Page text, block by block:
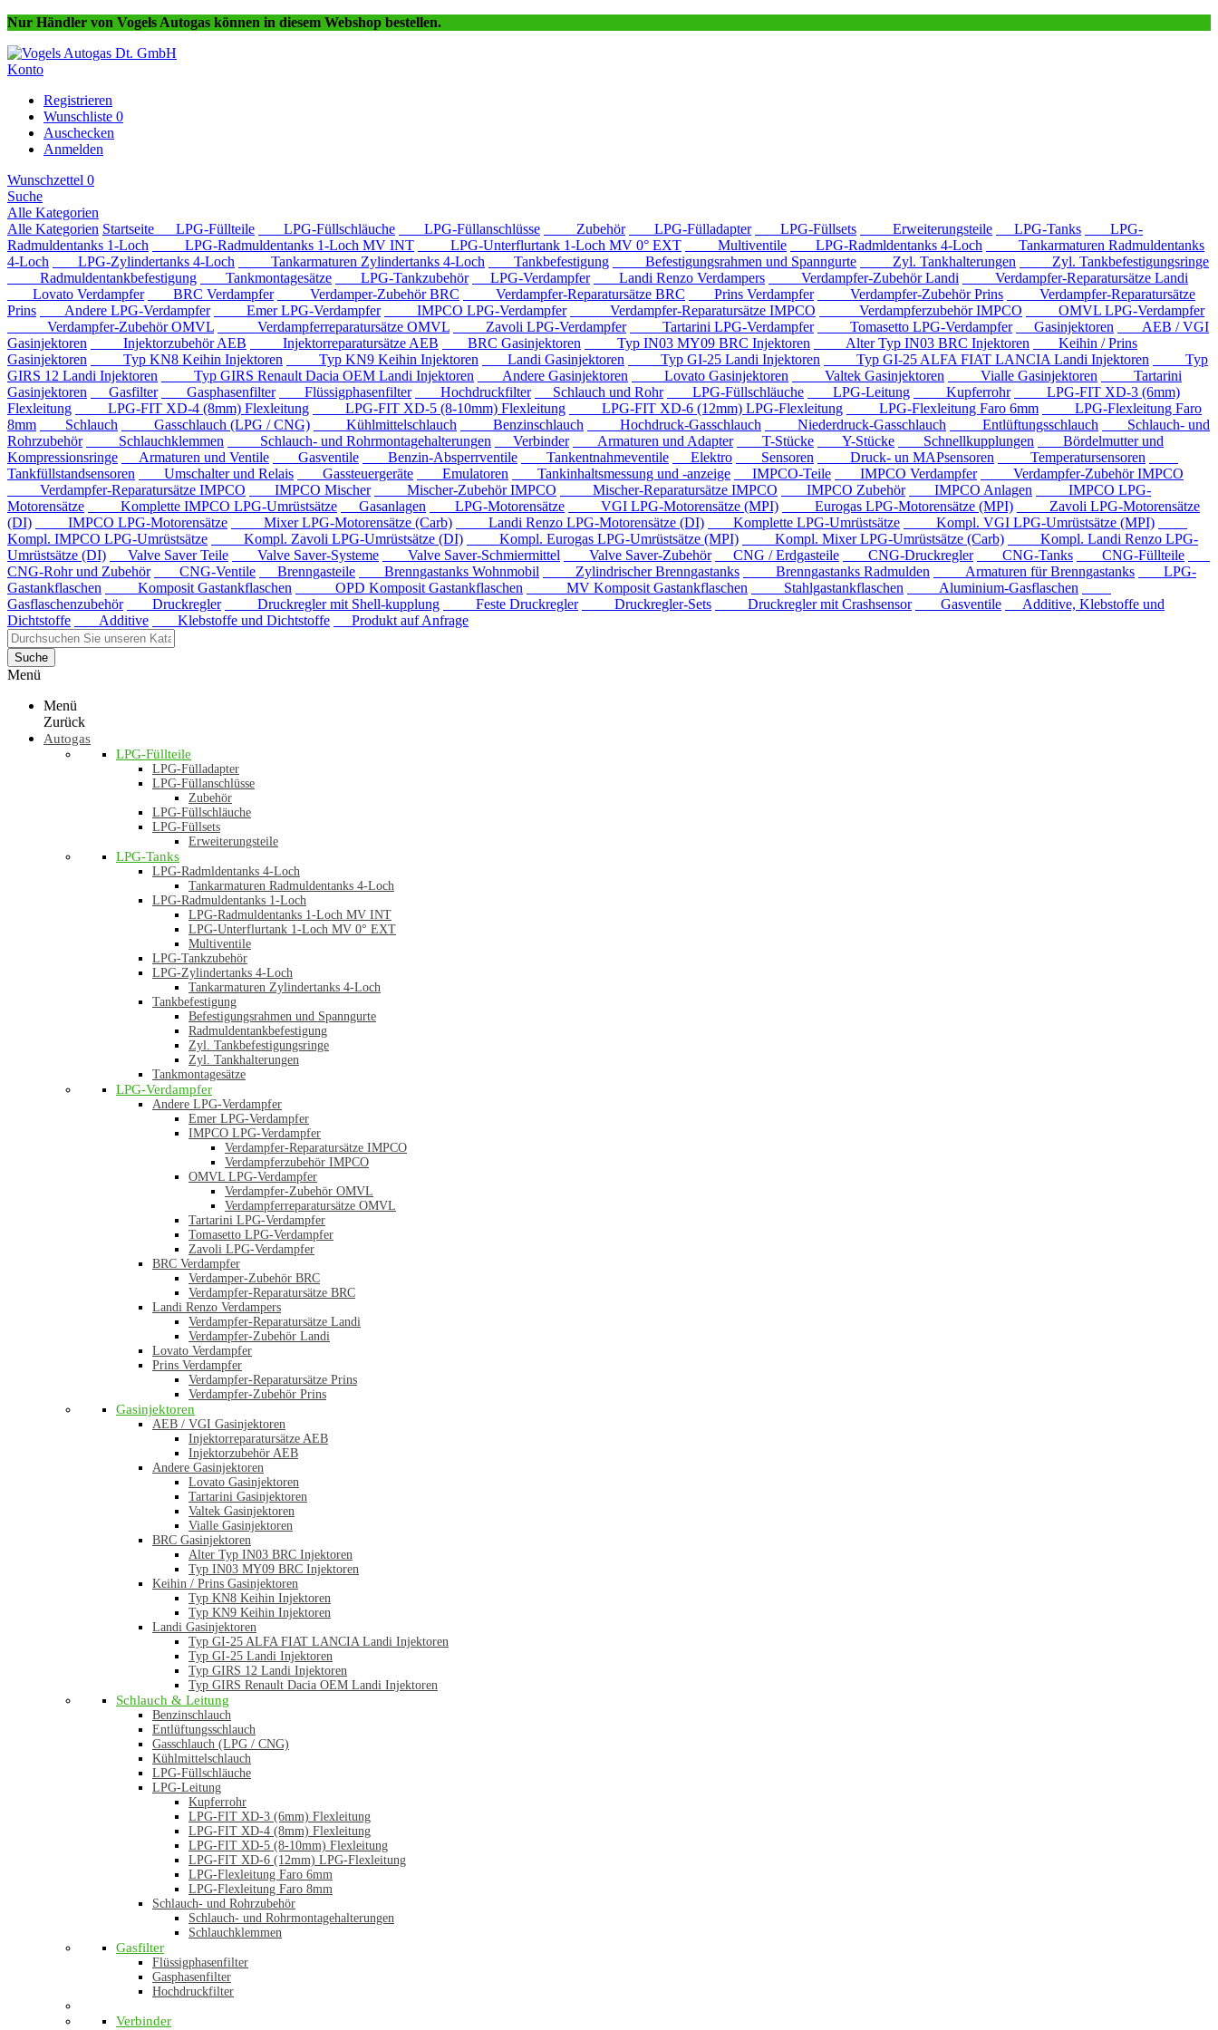
Nur Händler von Vogels Autogas können in diesem Webshop bestellen.
Konto
Registrieren
Wunschliste 0
Auschecken
Anmelden
Wunschzettel 0
Suche
Alle Kategorien
Alle Kategorien Startseite LPG-Füllteile LPG-Füllschläuche LPG-Füllanschlüsse Zubehör LPG-Fülladapter LPG-Füllsets Erweiterungsteile LPG-Tanks
LPG-
Radmuldentanks 1-Loch
LPG-Radmuldentanks 1-Loch MV INT LPG-Unterflurtank 1-Loch MV 0° EXT Multiventile LPG-Radmldentanks 4-Loch
Tankarmaturen Radmuldentanks
4-Loch
LPG-Zylindertanks 4-Loch Tankarmaturen Zylindertanks 4-Loch Tankbefestigung Befestigungsrahmen und Spanngurte Zyl. Tankhalterungen
Zyl. Tankbefestigungsringe
Radmuldentankbefestigung
Tankmontagesätze LPG-Tankzubehör LPG-Verdampfer Landi Renzo Verdampers Verdampfer-Zubehör Landi
Verdampfer-Reparatursätze Landi
Lovato Verdampfer
BRC Verdampfer Verdamper-Zubehör BRC Verdampfer-Reparatursätze BRC Prins Verdampfer Verdampfer-Zubehör Prins
Verdampfer-Reparatursätze
Prins
Andere LPG-Verdampfer Emer LPG-Verdampfer IMPCO LPG-Verdampfer Verdampfer-Reparatursätze IMPCO Verdampferzubehör IMPCO
OMVL LPG-Verdampfer
Verdampfer-Zubehör OMVL
Verdampferreparatursätze OMVL Zavoli LPG-Verdampfer Tartarini LPG-Verdampfer Tomasetto LPG-Verdampfer Gasinjektoren
AEB / VGI
Gasinjektoren
Injektorzubehör AEB Injektorreparatursätze AEB BRC Gasinjektoren Typ IN03 MY09 BRC Injektoren Alter Typ IN03 BRC Injektoren
Keihin / Prins
Gasinjektoren
Typ KN8 Keihin Injektoren Typ KN9 Keihin Injektoren Landi Gasinjektoren Typ GI-25 Landi Injektoren Typ GI-25 ALFA FIAT LANCIA Landi Injektoren
Typ
GIRS 12 Landi Injektoren
Typ GIRS Renault Dacia OEM Landi Injektoren Andere Gasinjektoren Lovato Gasinjektoren Valtek Gasinjektoren Vialle Gasinjektoren
Tartarini
Gasinjektoren
Gasfilter Gasphasenfilter Flüssigphasenfilter Hochdruckfilter Schlauch und Rohr LPG-Füllschläuche LPG-Leitung Kupferrohr
LPG-FIT XD-3 (6mm)
Flexleitung
LPG-FIT XD-4 (8mm) Flexleitung LPG-FIT XD-5 (8-10mm) Flexleitung LPG-FIT XD-6 (12mm) LPG-Flexleitung LPG-Flexleitung Faro 6mm
LPG-Flexleitung Faro
8mm
Schlauch Gasschlauch (LPG / CNG) Kühlmittelschlauch Benzinschlauch Hochdruck-Gasschlauch Niederdruck-Gasschlauch Entlüftungsschlauch
Schlauch- und
Rohrzubehör
Schlauchklemmen Schlauch- und Rohrmontagehalterungen Verbinder Armaturen und Adapter T-Stücke Y-Stücke Schnellkupplungen
Bördelmutter und
Kompressionsringe
Armaturen und Ventile Gasventile Benzin-Absperrventile Tankentnahmeventile Elektro Sensoren Druck- un MAPsensoren
Temperatursensoren
Tankfüllstandsensoren
Umschalter und Relais Gassteuergeräte Emulatoren Tankinhaltsmessung und -anzeige IMPCO-Teile IMPCO Verdampfer
Verdampfer-Zubehör IMPCO
Verdampfer-Reparatursätze IMPCO
IMPCO Mischer Mischer-Zubehör IMPCO Mischer-Reparatursätze IMPCO IMPCO Zubehör IMPCO Anlagen
IMPCO LPG-
Motorensätze
Komplette IMPCO LPG-Umrüstsätze Gasanlagen LPG-Motorensätze VGI LPG-Motorensätze (MPI) Eurogas LPG-Motorensätze (MPI)
Zavoli LPG-Motorensätze
(DI)
IMPCO LPG-Motorensätze Mixer LPG-Motorensätze (Carb) Landi Renzo LPG-Motorensätze (DI) Komplette LPG-Umrüstsätze
Kompl. VGI LPG-Umrüstsätze (MPI)
Kompl. IMPCO LPG-Umrüstsätze
Kompl. Zavoli LPG-Umrüstsätze (DI) Kompl. Eurogas LPG-Umrüstsätze (MPI) Kompl. Mixer LPG-Umrüstsätze (Carb)
Kompl. Landi Renzo LPG-
Umrüstsätze (DI)
Valve Saver Teile Valve Saver-Systeme Valve Saver-Schmiermittel Valve Saver-Zubehör CNG / Erdgasteile CNG-Druckregler CNG-Tanks
CNG-Füllteile
CNG-Rohr und Zubehör
CNG-Ventile Brenngasteile Brenngastanks Wohnmobil Zylindrischer Brenngastanks Brenngastanks Radmulden Armaturen für Brenngastanks
LPG-
Gastankflaschen
Komposit Gastankflaschen OPD Komposit Gastankflaschen MV Komposit Gastankflaschen Stahlgastankflaschen
Aluminium-Gasflaschen
Gasflaschenzubehör
Druckregler Druckregler mit Shell-kupplung Feste Druckregler Druckregler-Sets Druckregler mit Crashsensor Gasventile
Additive, Klebstoffe und
Dichtstoffe
Additive Klebstoffe und Dichtstoffe Produkt auf Anfrage
Suche
Menü
Menü
Zurück
Autogas
LPG-Füllteile
LPG-Fülladapter
LPG-Füllanschlüsse
Zubehör
LPG-Füllschläuche
LPG-Füllsets
Erweiterungsteile
LPG-Tanks
LPG-Radmldentanks 4-Loch
Tankarmaturen Radmuldentanks 4-Loch
LPG-Radmuldentanks 1-Loch
LPG-Radmuldentanks 1-Loch MV INT
LPG-Unterflurtank 1-Loch MV 0° EXT
Multiventile
LPG-Tankzubehör
LPG-Zylindertanks 4-Loch
Tankarmaturen Zylindertanks 4-Loch
Tankbefestigung
Befestigungsrahmen und Spanngurte
Radmuldentankbefestigung
Zyl. Tankbefestigungsringe
Zyl. Tankhalterungen
Tankmontagesätze
LPG-Verdampfer
Andere LPG-Verdampfer
Emer LPG-Verdampfer
IMPCO LPG-Verdampfer
Verdampfer-Reparatursätze IMPCO
Verdampferzubehör IMPCO
OMVL LPG-Verdampfer
Verdampfer-Zubehör OMVL
Verdampferreparatursätze OMVL
Tartarini LPG-Verdampfer
Tomasetto LPG-Verdampfer
Zavoli LPG-Verdampfer
BRC Verdampfer
Verdamper-Zubehör BRC
Verdampfer-Reparatursätze BRC
Landi Renzo Verdampers
Verdampfer-Reparatursätze Landi
Verdampfer-Zubehör Landi
Lovato Verdampfer
Prins Verdampfer
Verdampfer-Reparatursätze Prins
Verdampfer-Zubehör Prins
Gasinjektoren
AEB / VGI Gasinjektoren
Injektorreparatursätze AEB
Injektorzubehör AEB
Andere Gasinjektoren
Lovato Gasinjektoren
Tartarini Gasinjektoren
Valtek Gasinjektoren
Vialle Gasinjektoren
BRC Gasinjektoren
Alter Typ IN03 BRC Injektoren
Typ IN03 MY09 BRC Injektoren
Keihin / Prins Gasinjektoren
Typ KN8 Keihin Injektoren
Typ KN9 Keihin Injektoren
Landi Gasinjektoren
Typ GI-25 ALFA FIAT LANCIA Landi Injektoren
Typ GI-25 Landi Injektoren
Typ GIRS 12 Landi Injektoren
Typ GIRS Renault Dacia OEM Landi Injektoren
Schlauch & Leitung
Benzinschlauch
Entlüftungsschlauch
Gasschlauch (LPG / CNG)
Kühlmittelschlauch
LPG-Füllschläuche
LPG-Leitung
Kupferrohr
LPG-FIT XD-3 (6mm) Flexleitung
LPG-FIT XD-4 (8mm) Flexleitung
LPG-FIT XD-5 (8-10mm) Flexleitung
LPG-FIT XD-6 (12mm) LPG-Flexleitung
LPG-Flexleitung Faro 6mm
LPG-Flexleitung Faro 8mm
Schlauch- und Rohrzubehör
Schlauch- und Rohrmontagehalterungen
Schlauchklemmen
Gasfilter
Flüssigphasenfilter
Gasphasenfilter
Hochdruckfilter
Verbinder